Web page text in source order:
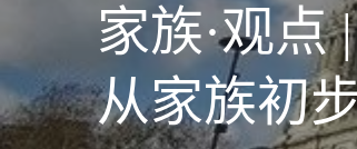
家族·观
从家族初